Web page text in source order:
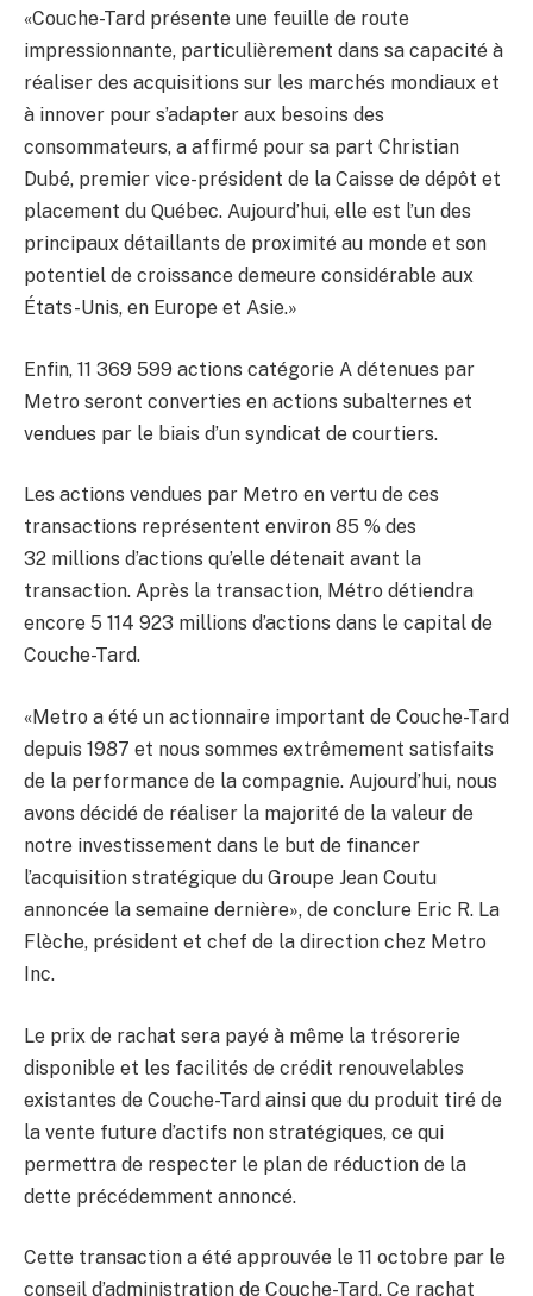
«Couche-Tard présente une feuille de route
impressionnante, particulièrement dans sa capacité à
réaliser des acquisitions sur les marchés mondiaux et
à innover pour s’adapter aux besoins des
consommateurs, a affirmé pour sa part Christian
Dubé, premier vice-président de la Caisse de dépôt et
placement du Québec. Aujourd’hui, elle est l’un des
principaux détaillants de proximité au monde et son
potentiel de croissance demeure considérable aux
États-Unis, en Europe et Asie.»
Enfin, 11 369 599 actions catégorie A détenues par
Metro seront converties en actions subalternes et
vendues par le biais d’un syndicat de courtiers.
Les actions vendues par Metro en vertu de ces
transactions représentent environ 85 % des
32 millions d’actions qu’elle détenait avant la
transaction. Après la transaction, Métro détiendra
encore 5 114 923 millions d’actions dans le capital de
Couche-Tard.
«Metro a été un actionnaire important de Couche-Tard
depuis 1987 et nous sommes extrêmement satisfaits
de la performance de la compagnie. Aujourd’hui, nous
avons décidé de réaliser la majorité de la valeur de
notre investissement dans le but de financer
l’acquisition stratégique du Groupe Jean Coutu
annoncée la semaine dernière», de conclure Eric R. La
Flèche, président et chef de la direction chez Metro
Inc.
Le prix de rachat sera payé à même la trésorerie
disponible et les facilités de crédit renouvelables
existantes de Couche-Tard ainsi que du produit tiré de
la vente future d’actifs non stratégiques, ce qui
permettra de respecter le plan de réduction de la
dette précédemment annoncé.
Cette transaction a été approuvée le 11 octobre par le
conseil d’administration de Couche-Tard. Ce rachat